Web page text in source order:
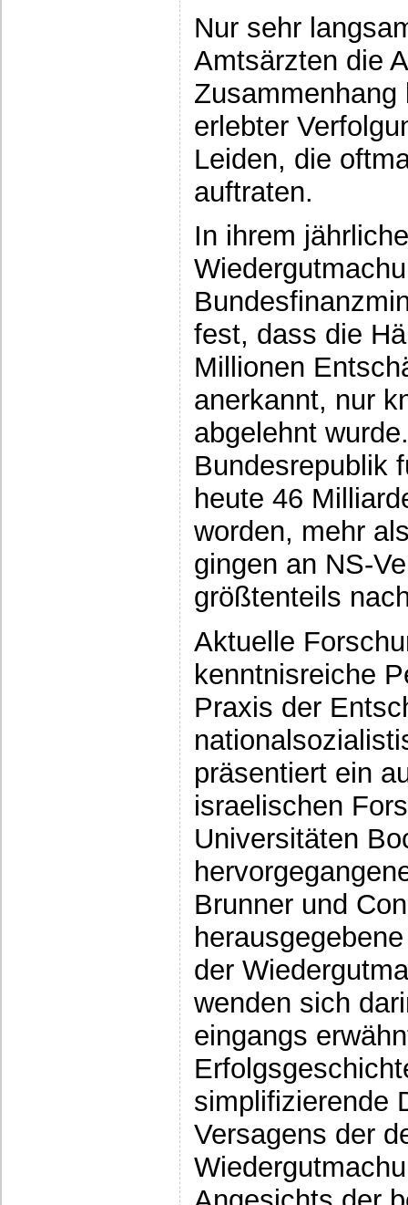
Nur sehr
Amtsärzten die
erlebter
Leiden, die
auftraten.
In ihrem
fest, dass die
Millionen
anerkannt, nur
abgelehnt
Bundesrepublik
heute 46
worden, mehr
gingen an NS-
größtenteils
Aktuelle
kenntnisreiche
Praxis der
präsentiert ein
israelischen
Universitäten
Brunner und
der
wenden sich
eingangs
simplifizierende
Versagens der